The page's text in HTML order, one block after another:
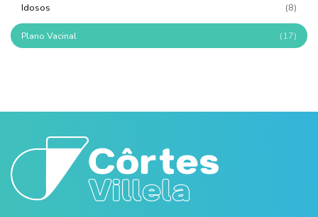
Idosos (8)
Plano Vacinal (17)